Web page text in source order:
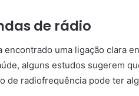
de rádio
uma ligação clara
alguns estudos sugerem
de radiofrequência pode ter